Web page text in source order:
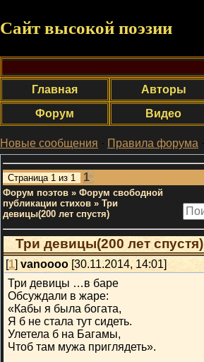
Сайт высокой поэзии
Главная
Авторы
Форум
Видео
Новые сообщения · Правила форума ·
Страница 1 из 1 1
Форум поэтов » Форум свободной
публикации стихов » Три
девицы(200 лет спустя)
Три девицы(200 лет спустя)
[1] vanoooo [30.11.2014, 14:01]
Три девицы …в баре
Обсуждали в жаре:
«Кабы я была богата,
Я б не стала тут сидеть.
Улетела б на Багамы,
Чтоб там мужа приглядеть».